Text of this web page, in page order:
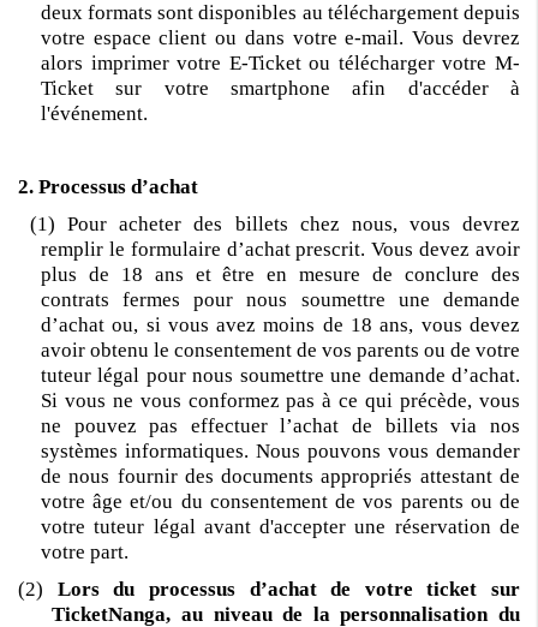
deux formats sont disponibles au téléchargement depuis
votre espace client ou dans votre e-mail. Vous devrez
alors imprimer votre E-Ticket ou télécharger votre M-
Ticket sur votre smartphone afin d'accéder à
l'événement.
2. Processus d’achat
(1) Pour acheter des billets chez nous, vous devrez
remplir le formulaire d’achat prescrit. Vous devez avoir
plus de 18 ans et être en mesure de conclure des
contrats fermes pour nous soumettre une demande
d’achat ou, si vous avez moins de 18 ans, vous devez
avoir obtenu le consentement de vos parents ou de votre
tuteur légal pour nous soumettre une demande d’achat.
Si vous ne vous conformez pas à ce qui précède, vous
ne pouvez pas effectuer l’achat de billets via nos
systèmes informatiques. Nous pouvons vous demander
de nous fournir des documents appropriés attestant de
votre âge et/ou du consentement de vos parents ou de
votre tuteur légal avant d'accepter une réservation de
votre part.
(2) Lors du processus d’achat de votre ticket sur
TicketNanga, au niveau de la personnalisation du